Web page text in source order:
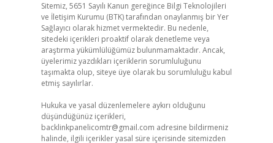
Sitemiz, 5651 Sayılı Kanun gereğince Bilgi Teknolojileri
ve İletişim Kurumu (BTK) tarafından onaylanmış bir Yer
Sağlayıcı olarak hizmet vermektedir. Bu nedenle,
sitedeki içerikleri proaktif olarak denetleme veya
araştırma yükümlülüğümüz bulunmamaktadır. Ancak,
üyelerimiz yazdıkları içeriklerin sorumluluğunu
taşımakta olup, siteye üye olarak bu sorumluluğu kabul
etmiş sayılırlar.
Hukuka ve yasal düzenlemelere aykırı olduğunu
düşündüğünüz içerikleri,
backlinkpanelicomtr@gmail.com adresine bildirmeniz
halinde, ilgili içerikler yasal süre içerisinde sitemizden